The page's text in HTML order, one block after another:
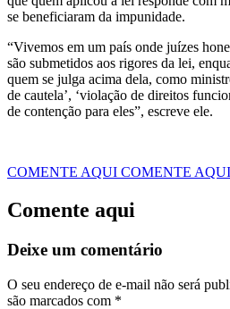
se beneficiaram da impunidade.
“Vivemos em um país onde juízes
são submetidos aos rigores da lei,
quem se julga acima dela, como
de cautela’, ‘violação de direitos
de contenção para eles”, escreve ele.
COMENTE AQUI COMENTE AQUI
Comente aqui
Deixe um comentário
O seu endereço de e-mail não será
são marcados com *